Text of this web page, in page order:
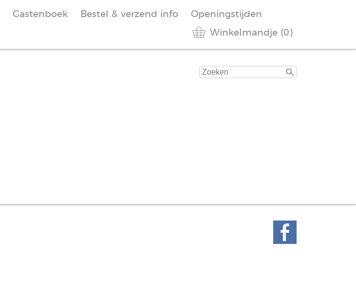
Gastenboek Bestel & verzend info Openingstijden
Winkelmandje (0)